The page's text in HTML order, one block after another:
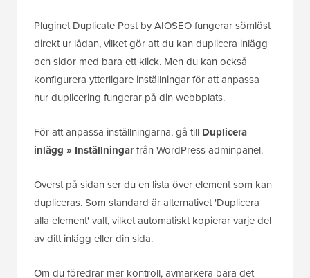
Pluginet Duplicate Post by AIOSEO fungerar sömlöst
direkt ur lådan, vilket gör att du kan duplicera inlägg
och sidor med bara ett klick. Men du kan också
konfigurera ytterligare inställningar för att anpassa
hur duplicering fungerar på din webbplats.
För att anpassa inställningarna, gå till Duplicera
inlägg » Inställningarfrån WordPress adminpanel.
Överst på sidan ser du en lista över element som kan
dupliceras. Som standard är alternativet 'Duplicera
alla element' valt, vilket automatiskt kopierar varje del
av ditt inlägg eller din sida.
Om du föredrar mer kontroll, avmarkera bara det